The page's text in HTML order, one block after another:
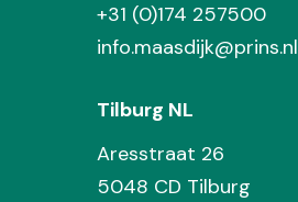
+31 (0)174 257500
info.maasdijk@prins.nl
Tilburg NL
Aresstraat 26
5048 CD Tilburg